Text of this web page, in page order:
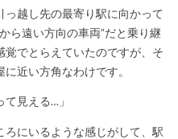
っ越し先の最寄り駅に向かって
ら遠い方向の車両”だと乗り継
覚でとらえていたのですが、そ
近い方角なわけです。
て見える…」
ろにいるような感じがして、駅